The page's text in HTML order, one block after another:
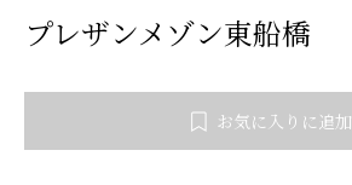
見学予約
有料老人ホーム
有料老人ホームTOP
グループホーム
プレザンメゾン東船橋
お気に入りに追加